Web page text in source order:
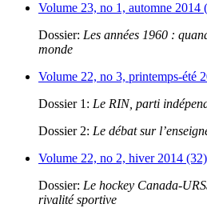
Volume 23, no 1, automne 2014
Dossier: Les années 1960 :
monde
Volume 22, no 3, printemps-été
Dossier 1: Le RIN, parti
Dossier 2: Le débat sur
Volume 22, no 2, hiver 2014 (32)
Dossier: Le hockey Canada-
rivalité sportive